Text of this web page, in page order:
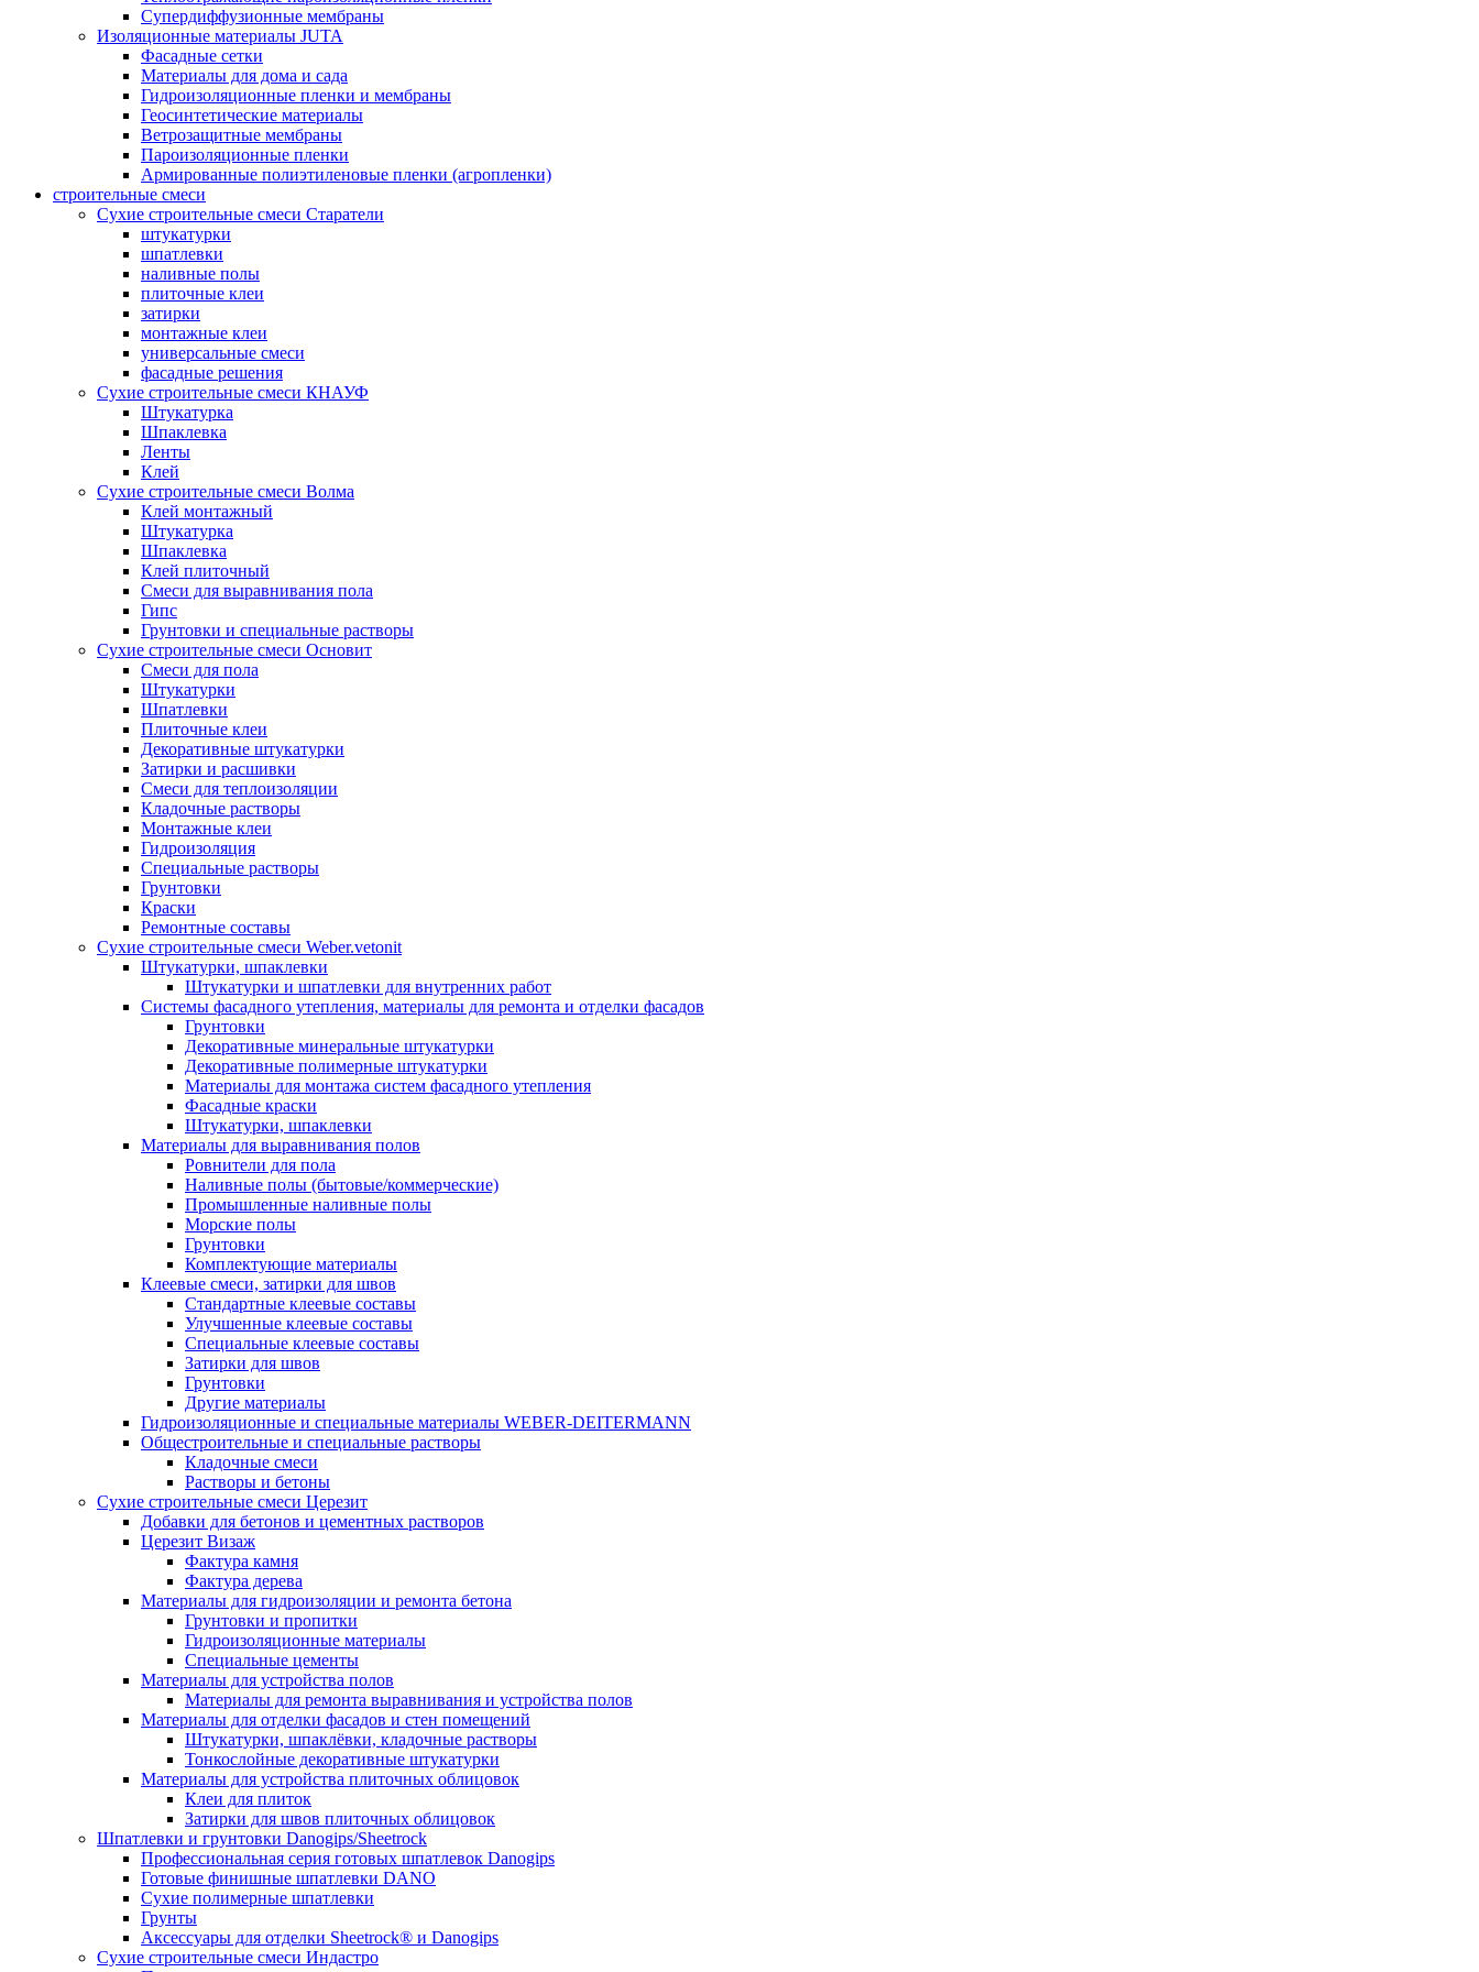
Супердиффузионные мембраны
Изоляционные материалы JUTA
Фасадные сетки
Материалы для дома и сада
Гидроизоляционные пленки и мембраны
Геосинтетические материалы
Ветрозащитные мембраны
Пароизоляционные пленки
Армированные полиэтиленовые пленки (агропленки)
строительные смеси
Сухие строительные смеси Старатели
штукатурки
шпатлевки
наливные полы
плиточные клеи
затирки
монтажные клеи
универсальные смеси
фасадные решения
Сухие строительные смеси КНАУФ
Штукатурка
Шпаклевка
Ленты
Клей
Сухие строительные смеси Волма
Клей монтажный
Штукатурка
Шпаклевка
Клей плиточный
Смеси для выравнивания пола
Гипс
Грунтовки и специальные растворы
Сухие строительные смеси Основит
Смеси для пола
Штукатурки
Шпатлевки
Плиточные клеи
Декоративные штукатурки
Затирки и расшивки
Смеси для теплоизоляции
Кладочные растворы
Монтажные клеи
Гидроизоляция
Специальные растворы
Грунтовки
Краски
Ремонтные составы
Сухие строительные смеси Weber.vetonit
Штукатурки, шпаклевки
Штукатурки и шпатлевки для внутренних работ
Системы фасадного утепления, материалы для ремонта и отделки фасадов
Грунтовки
Декоративные минеральные штукатурки
Декоративные полимерные штукатурки
Материалы для монтажа систем фасадного утепления
Фасадные краски
Штукатурки, шпаклевки
Материалы для выравнивания полов
Ровнители для пола
Наливные полы (бытовые/коммерческие)
Промышленные наливные полы
Морские полы
Грунтовки
Комплектующие материалы
Клеевые смеси, затирки для швов
Стандартные клеевые составы
Улучшенные клеевые составы
Специальные клеевые составы
Затирки для швов
Грунтовки
Другие материалы
Гидроизоляционные и специальные материалы WEBER-DEITERMANN
Общестроительные и специальные растворы
Кладочные смеси
Растворы и бетоны
Сухие строительные смеси Церезит
Добавки для бетонов и цементных растворов
Церезит Визаж
Фактура камня
Фактура дерева
Материалы для гидроизоляции и ремонта бетона
Грунтовки и пропитки
Гидроизоляционные материалы
Специальные цементы
Материалы для устройства полов
Материалы для ремонта выравнивания и устройства полов
Материалы для отделки фасадов и стен помещений
Штукатурки, шпаклёвки, кладочные растворы
Тонкослойные декоративные штукатурки
Материалы для устройства плиточных облицовок
Клеи для плиток
Затирки для швов плиточных облицовок
Шпатлевки и грунтовки Danogips/Sheetrock
Профессиональная серия готовых шпатлевок Danogips
Готовые финишные шпатлевки DANO
Сухие полимерные шпатлевки
Грунты
Аксессуары для отделки Sheetrock® и Danogips
Сухие строительные смеси Индастро